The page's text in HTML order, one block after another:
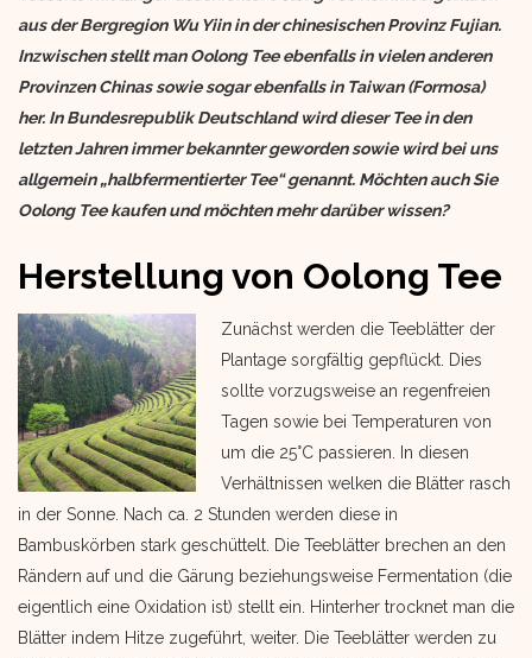
aus der Bergregion Wu Yiin in der chinesischen Provinz Fujian.
Inzwischen stellt man Oolong Tee ebenfalls in vielen anderen
Provinzen Chinas sowie sogar ebenfalls in Taiwan (Formosa)
her. In Bundesrepublik Deutschland wird dieser Tee in den
letzten Jahren immer bekannter geworden sowie wird bei uns
allgemein „halbfermentierter Tee“ genannt. Möchten auch Sie
Oolong Tee kaufen und möchten mehr darüber wissen?
Herstellung von Oolong Tee
Zunächst werden die Teeblätter der
Plantage sorgfältig gepflückt. Dies
sollte vorzugsweise an regenfreien
Tagen sowie bei Temperaturen von
um die 25°C passieren. In diesen
Verhältnissen welken die Blätter rasch
in der Sonne. Nach ca. 2 Stunden werden diese in
Bambuskörben stark geschüttelt. Die Teeblätter brechen an den
Rändern auf und die Gärung beziehungsweise Fermentation (die
eigentlich eine Oxidation ist) stellt ein. Hinterher trocknet man die
Blätter indem Hitze zugeführt, weiter. Die Teeblätter werden zu